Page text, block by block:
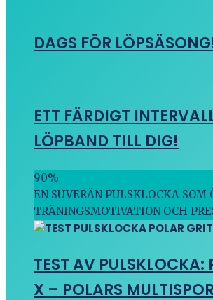
DAGS FÖR
ETT FÄRDIGT
LÖPBAND TILL DIG!
90%
EN SUVERÄN PULSKLOCKA SOM
TRÄNINGSMOTIVATION OCH
TEST AV PULSKLOCKA:
X – POLARS